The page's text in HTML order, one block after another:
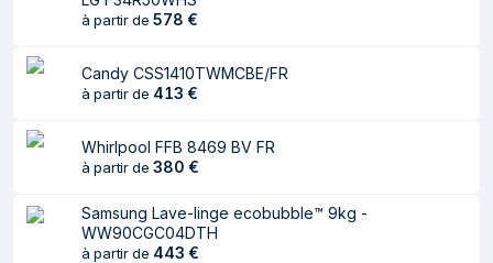
Consommation
électrique typique
1850 W
Tension d'entrée
220-240 V
Fréquence
d'entrée AC
50 Hz
Actuel
Poids et dimensions
à partir de 578 €
Candy CSS1410TWMCBE/FR
à partir de 413 €
Whirlpool FFB 8469 BV FR
à partir de 380 €
Samsung Lave-linge ecobubble™ 9kg -
WW90CGC04DTH
à partir de 443 €